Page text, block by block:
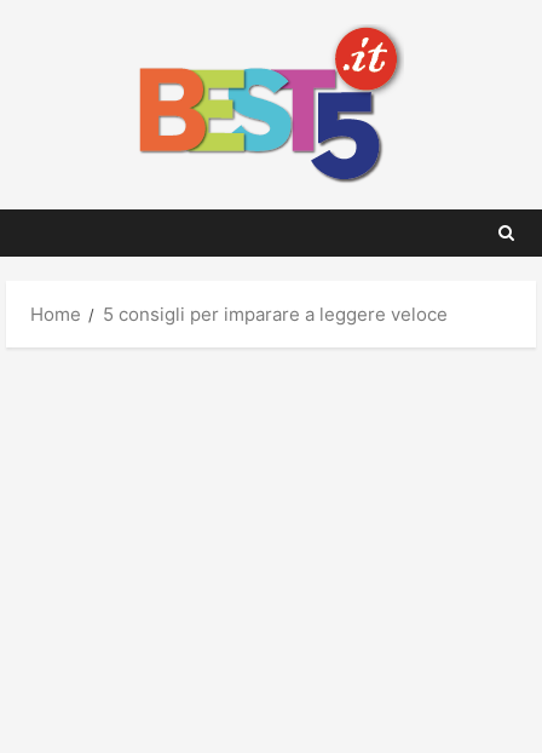
Home 5 consigli per imparare a leggere veloce